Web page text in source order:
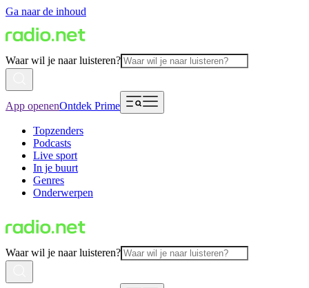
Ga naar de inhoud
Waar wil je naar luisteren?
App openenOntdek Prime
Topzenders
Podcasts
Live sport
In je buurt
Genres
Onderwerpen
Waar wil je naar luisteren?